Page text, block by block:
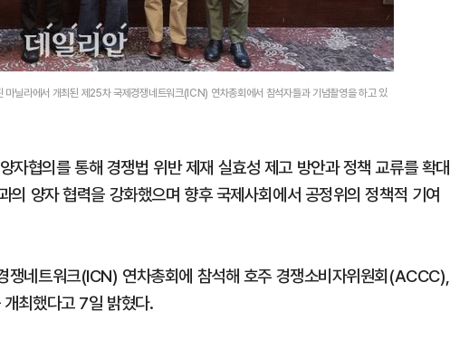
닐라에서 개최된 제25차 국제경쟁네트워크(ICN) 연차총회에서 참석자들과 기념촬영을 하고 있
자협의를 통해 경쟁법 위반 제재 실효성 제고 방안과 정책 교류를 확대
의 양자 협력을 강화했으며 향후 국제사회에서 공정위의 정책적 기여
쟁네트워크(ICN) 연차총회에 참석해 호주 경쟁소비자위원회(ACCC),
최했다고 7일 밝혔다.